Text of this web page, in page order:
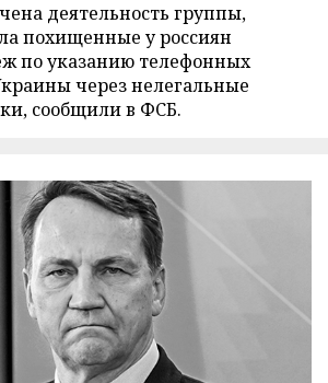
деятельность группы,
похищенные у россиян
по указанию телефонных
через нелегальные
сообщили в ФСБ.